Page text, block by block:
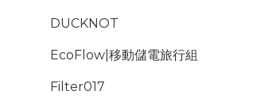
DUCKNOT
EcoFlow|移動儲電旅行組
Filter017